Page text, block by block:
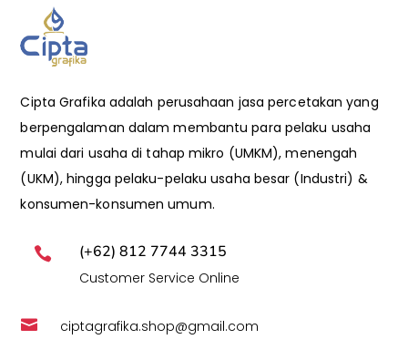
Cipta Grafika adalah perusahaan jasa percetakan yang
berpengalaman dalam membantu para pelaku usaha
mulai dari usaha di tahap mikro (UMKM), menengah
(UKM), hingga pelaku-pelaku usaha besar (Industri) &
konsumen-konsumen umum.
 (+62) 812 7744 3315
Customer Service Online
 ciptagrafika.shop@gmail.com